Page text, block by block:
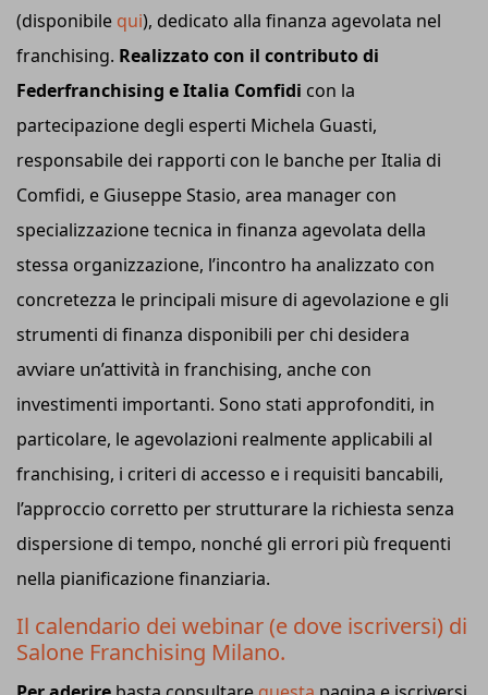
(disponibile qui), dedicato alla finanza agevolata nel
franchising. Realizzato con il contributo di
Federfranchising e Italia Comfidi con la
partecipazione degli esperti Michela Guasti,
responsabile dei rapporti con le banche per Italia di
Comfidi, e Giuseppe Stasio, area manager con
specializzazione tecnica in finanza agevolata della
stessa organizzazione, l’incontro ha analizzato con
concretezza le principali misure di agevolazione e gli
strumenti di finanza disponibili per chi desidera
avviare un’attività in franchising, anche con
investimenti importanti. Sono stati approfonditi, in
particolare, le agevolazioni realmente applicabili al
franchising, i criteri di accesso e i requisiti bancabili,
l’approccio corretto per strutturare la richiesta senza
dispersione di tempo, nonché gli errori più frequenti
nella pianificazione finanziaria.
Il calendario dei webinar (e dove iscriversi) di
Salone Franchising Milano.